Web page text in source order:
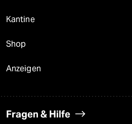
Kantine
Shop
Anzeigen
Fragen & Hilfe